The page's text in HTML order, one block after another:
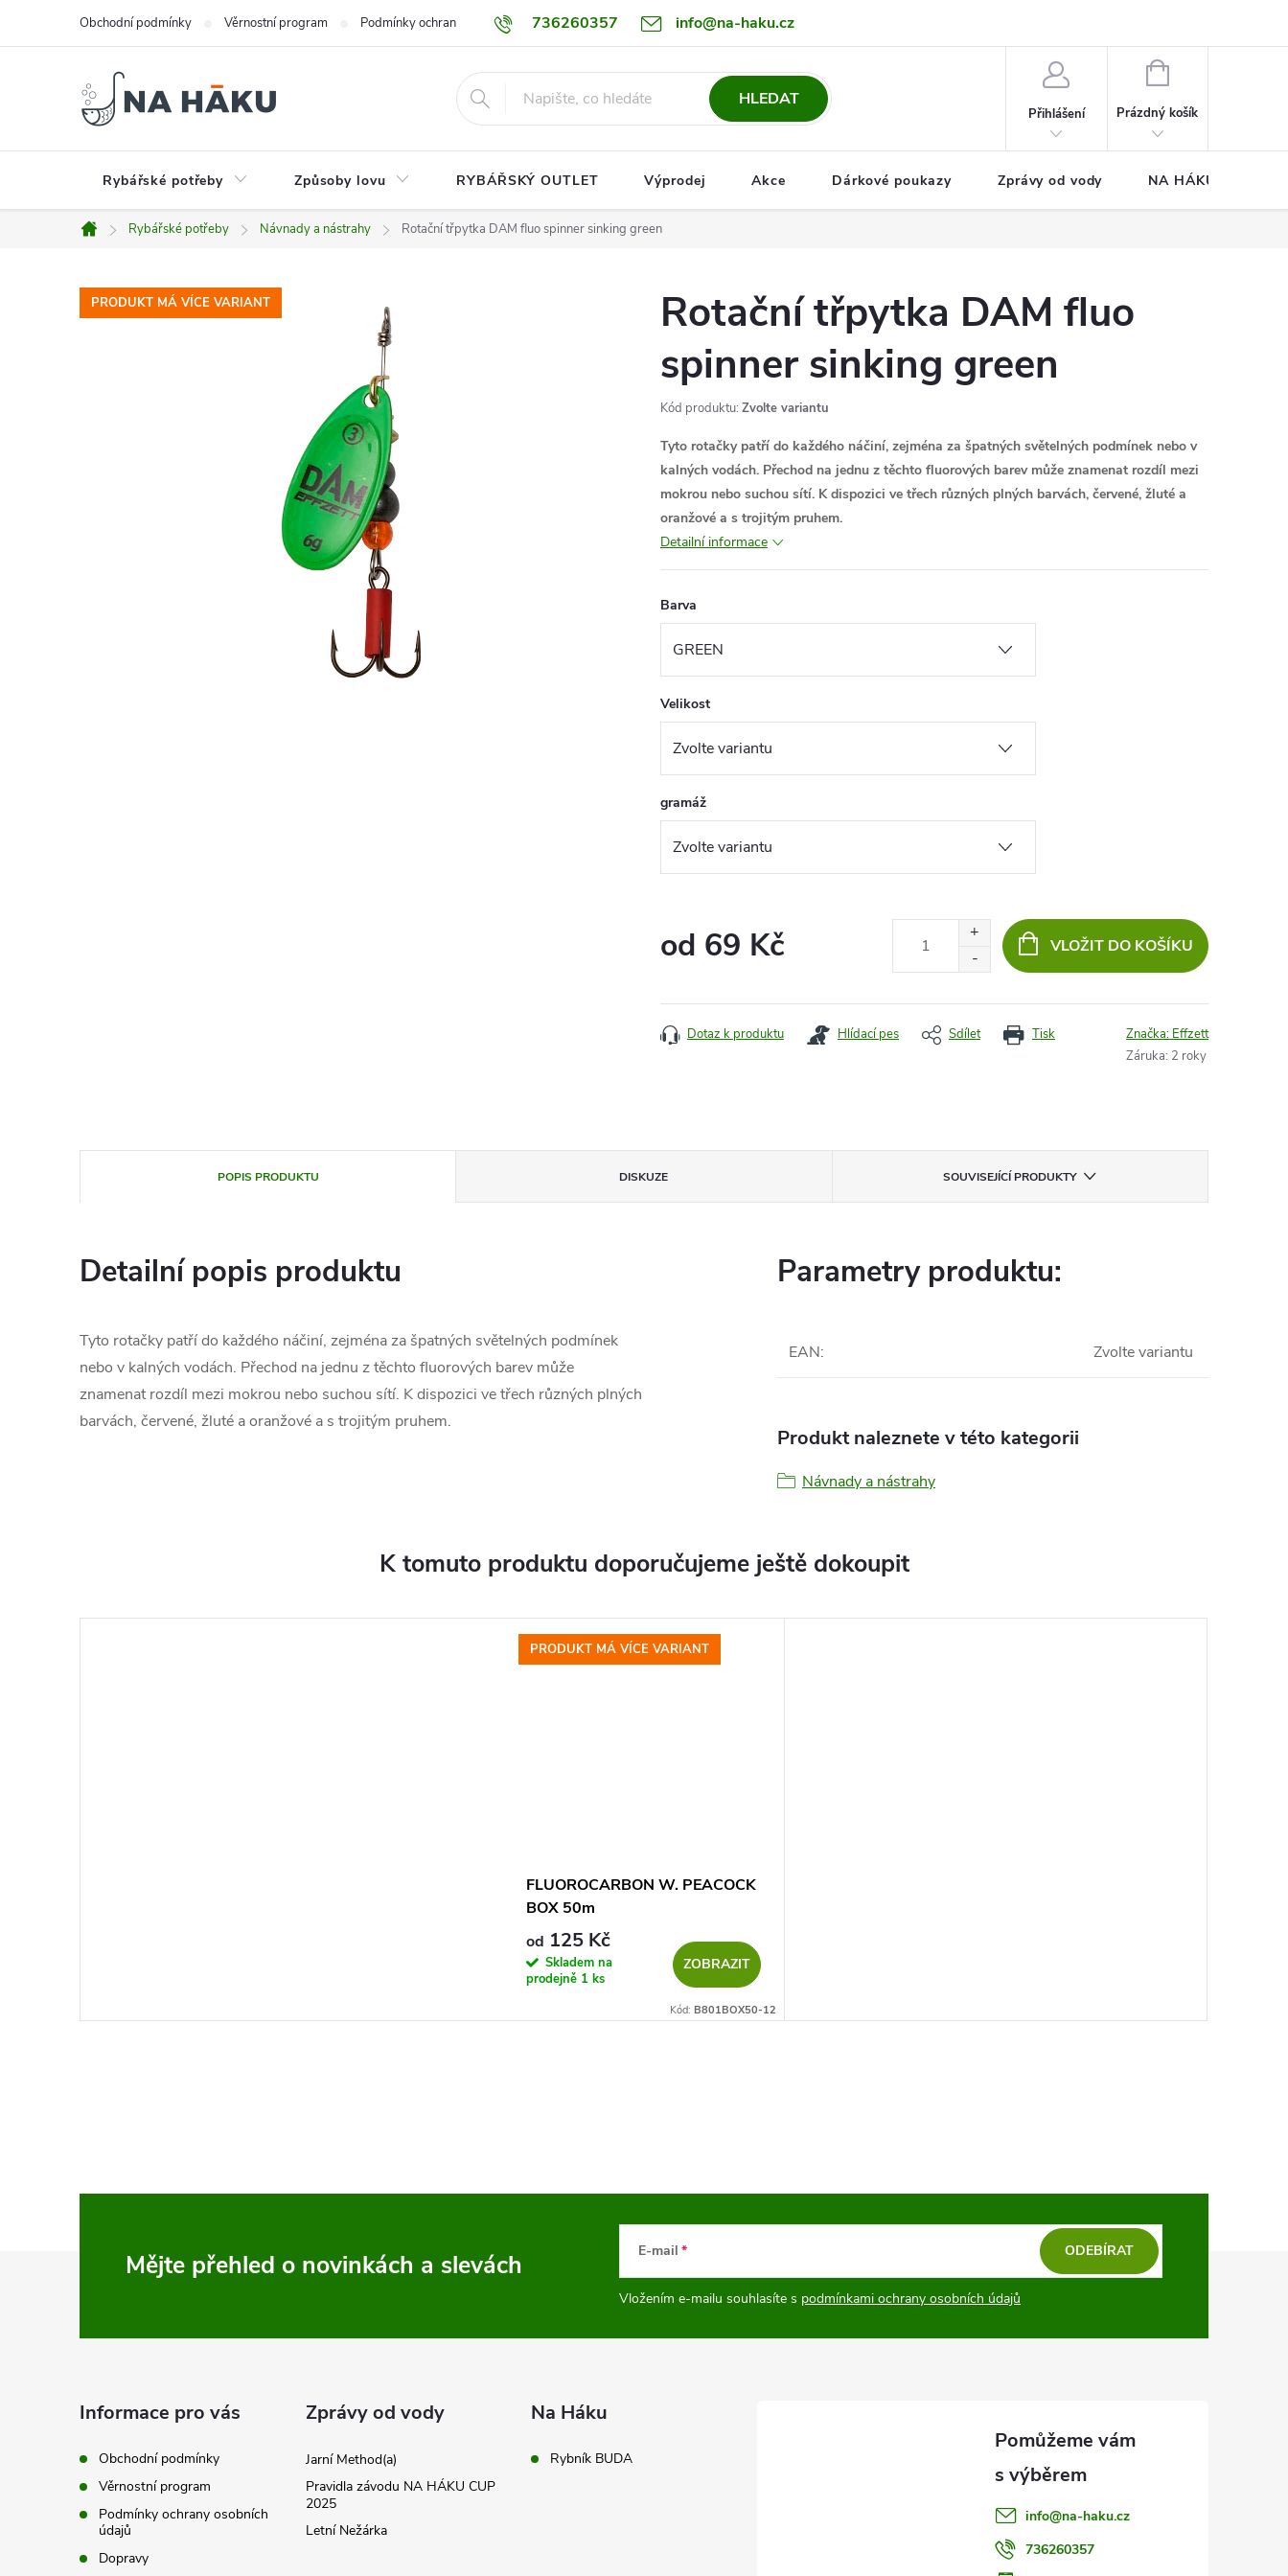
736260357 info@na-haku.cz
Obchodní podmínky Věrnostní program Podmínky ochrany osobních údajů Dopravy
HLEDAT
Přihlášení
NÁKUPNÍ
Prázdný košík
Rybářské potřeby Způsoby lovu RYBÁŘSKÝ OUTLET Výprodej Akce Dárkové poukazy Zprávy od vody NA HÁKU CUP
Domů
Rybářské potřeby Návnady a nástrahy Rotační třpytka DAM fluo spinner sinking green
PRODUKT MÁ VÍCE VARIANT
Rotační třpytka DAM fluo
spinner sinking green
Kód produktu: Zvolte variantu
Tyto rotačky patří do každého náčiní, zejména za špatných světelných podmínek nebo v
kalných vodách. Přechod na jednu z těchto fluorových barev může znamenat rozdíl mezi
mokrou nebo suchou sítí. K dispozici ve třech různých plných barvách, červené, žluté a
oranžové a s trojitým pruhem.
Detailní informace
Barva
Velikost
gramáž
od 69 Kč VLOŽIT DO KOŠÍKU
Tisk
Dotaz k produktu Hlídací pes Sdílet Značka: Effzett
Záruka: 2 roky
POPIS PRODUKTU DISKUZE SOUVISEJÍCÍ PRODUKTY
Detailní popis produktu
Tyto rotačky patří do každého náčiní, zejména za špatných světelných podmínek
nebo v kalných vodách. Přechod na jednu z těchto fluorových barev může
znamenat rozdíl mezi mokrou nebo suchou sítí. K dispozici ve třech různých plných
barvách, červené, žluté a oranžové a s trojitým pruhem.
Parametry produktu:
EAN: Zvolte variantu
Produkt naleznete v této kategorii
Návnady a nástrahy
K tomuto produktu doporučujeme ještě dokoupit
PRODUKT MÁ VÍCE VARIANT
FLUOROCARBON W. PEACOCK
BOX 50m
od 125 Kč
Skladem na
prodejně 1 ks
ZOBRAZIT
Kód: B801BOX50-12
Mějte přehled o novinkách a slevách E-mail
Vložením e-mailu souhlasíte s podmínkami ochrany osobních údajů
ODEBÍRAT
Informace pro vás
Obchodní podmínky
Věrnostní program
Podmínky ochrany osobních
údajů
Dopravy
Zprávy od vody
Jarní Method(a)
Pravidla závodu NA HÁKU CUP
2025
Letní Nežárka
Na Háku
Rybník BUDA
info@na-haku.cz
736260357